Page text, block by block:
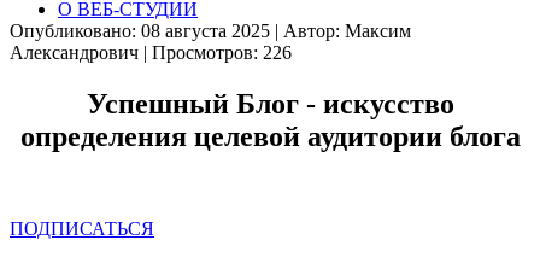
О ВЕБ-СТУДИИ
Опубликовано: 08 августа 2025 | Автор: Максим
Александрович | Просмотров: 226
Успешный Блог - искусство
определения целевой аудитории блога
ПОДПИСАТЬСЯ